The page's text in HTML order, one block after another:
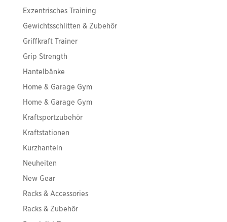
Exzentrisches Training
Gewichtsschlitten & Zubehör
Griffkraft Trainer
Grip Strength
Hantelbänke
Home & Garage Gym
Home & Garage Gym
Kraftsportzubehör
Kraftstationen
Kurzhanteln
Neuheiten
New Gear
Racks & Accessories
Racks & Zubehör